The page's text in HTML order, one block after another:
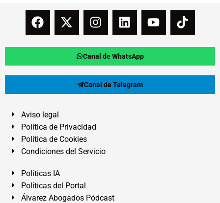
Canal de WhatsApp
Canal de Telegram
Aviso legal
Política de Privacidad
Política de Cookies
Condiciones del Servicio
Políticas IA
Políticas del Portal
Álvarez Abogados Pódcast